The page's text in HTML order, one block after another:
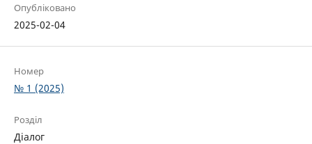
Опубліковано
2025-02-04
Номер
№ 1 (2025)
Розділ
Діалог